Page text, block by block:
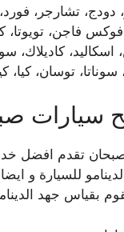
دودج، تشارجر،
كاديلاك،
سوناتا، توسان،
سيارات
تقدم افضل
للسيارة و
بقياس جهد